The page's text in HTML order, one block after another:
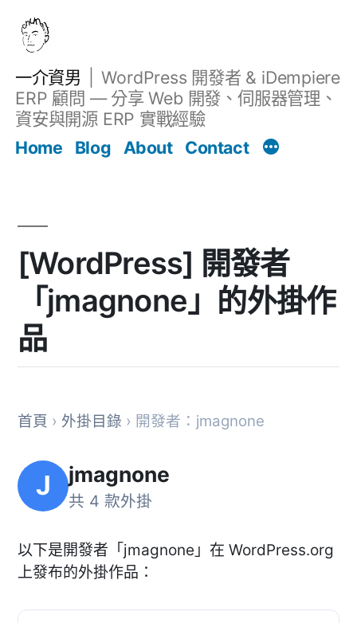
一介資男
WordPress 開發者 & iDempiere
ERP 顧問 — 分享 Web 開發、伺服器管理、
資安與開源 ERP 實戰經驗
Home
Blog About Contact
[WordPress] 開發者
「jmagnone」的外掛作
品
首頁 › 外掛目錄 › 開發者：jmagnone
J jmagnone
共 4 款外掛
以下是開發者「jmagnone」在 WordPress.org
上發布的外掛作品：
文章